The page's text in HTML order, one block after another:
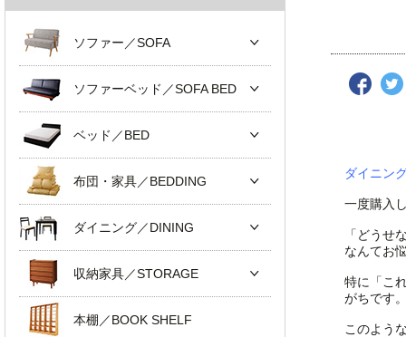
ダイニン
一度購入
「どう
なんてお
特に「こ
がちです
このよう
ソファー／SOFA
ソファーベッド／SOFA BED
ベッド／BED
布団・家具／BEDDING
ダイニング／DINING
収納家具／STORAGE
本棚／BOOK SHELF